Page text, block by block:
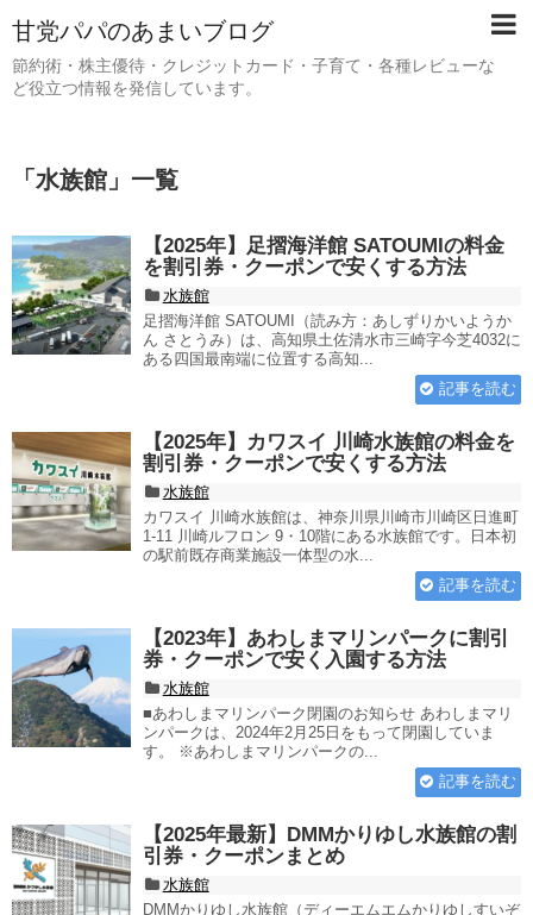
甘党パパのあまいブログ
節約術・株主優待・クレジットカード・子育て・各種レビューな
ど役立つ情報を発信しています。
「 水族館 」 一覧
【2025年】足摺海洋館 SATOUMIの料金
を割引券・クーポンで安くする方法
水族館
足摺海洋館 SATOUMI（読み方：あしずりかいようか
ん さとうみ）は、高知県土佐清水市三崎字今芝4032に
ある四国最南端に位置する高知...
記事を読む
【2025年】カワスイ 川崎水族館の料金を
割引券・クーポンで安くする方法
水族館
カワスイ 川崎水族館は、神奈川県川崎市川崎区日進町
1-11 川崎ルフロン 9・10階にある水族館です。日本初
の駅前既存商業施設一体型の水...
記事を読む
【2023年】あわしまマリンパークに割引
券・クーポンで安く入園する方法
水族館
■あわしまマリンパーク閉園のお知らせ あわしまマリ
ンパークは、2024年2月25日をもって閉園していま
す。 ※あわしまマリンパークの...
記事を読む
【2025年最新】DMMかりゆし水族館の割
引券・クーポンまとめ
水族館
DMMかりゆし水族館（ディーエムエムかりゆしすいぞ